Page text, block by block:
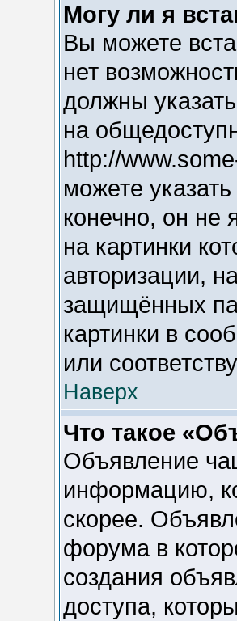
Могу ли я
Вы можете
нет
должны
на
http://
можете
конечно, он не
на картинки
авторизации,
защищённых
картинки в
или
Наверх
Что такое
Объявление
информацию,
скорее.
форума в
создания
доступа,